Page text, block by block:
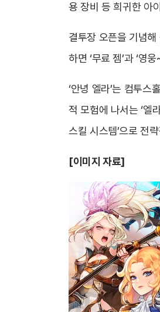
용 장비 등 희귀한 아
결투장 오픈을 기념해
하면 ‘무료 젬’과 ‘영
‘안녕 엘라’는 컴투스
적 모험에 나서는 ‘엘
스킬 시스템’으로 전
[이미지 자료]